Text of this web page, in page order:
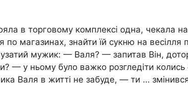
в торговому комплексі одна, чекала
по магазинах, знайти їй сукню на весілля
мужик: — Валя? — запитав Він,
— у ньому було важко розгледіти колись
Валя в житті не забуде, — ти …